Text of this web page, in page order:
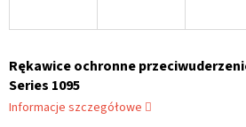
Rękawice ochronne
Series 1095
Informacje szczegółowe